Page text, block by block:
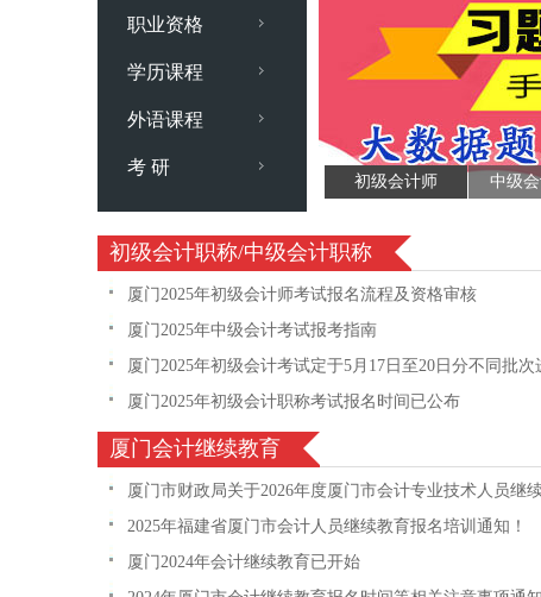
职业资格
学历课程
外语课程
考 研
初级会计师 中级
初级会计职称/中级会计职称
厦门2025年初级会计师考试报名流程及资格审核
厦门2025年中级会计考试报考指南
厦门2025年初级会计考试定于5月17日至20日分不同批次
厦门2025年初级会计职称考试报名时间已公布
厦门会计继续教育
厦门市财政局关于2026年度厦门市会计专业技术人员继
2025年福建省厦门市会计人员继续教育报名培训通知！
厦门2024年会计继续教育已开始